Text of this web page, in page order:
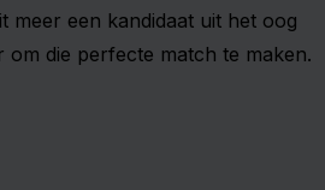
meer een kandidaat uit het oog
die perfecte match te maken.